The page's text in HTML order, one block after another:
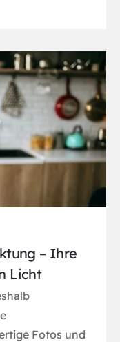
– Ihre
Licht
Fotos und